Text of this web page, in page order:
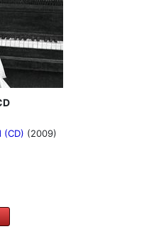
(CD) (2009)